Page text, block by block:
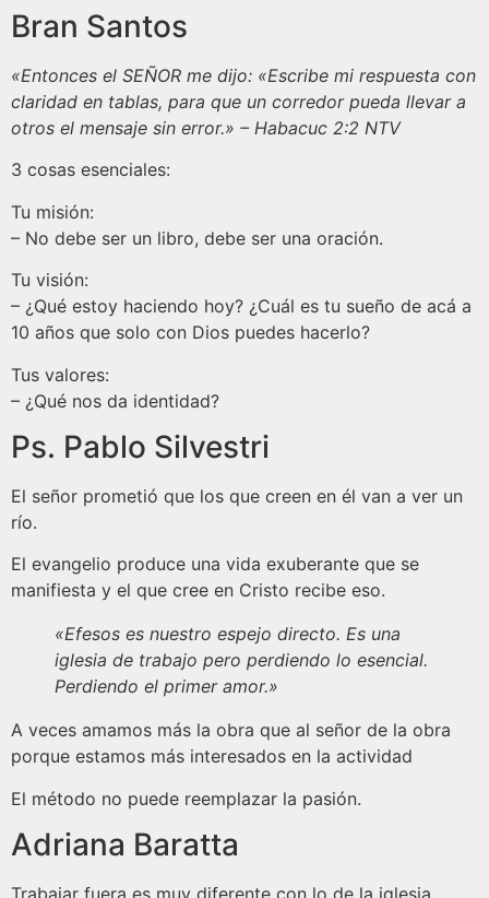
Bran Santos
«Entonces el SEÑOR me dijo: «Escribe mi respuesta con
claridad en tablas, para que un corredor pueda llevar a
otros el mensaje sin error.» – Habacuc 2:2 NTV
3 cosas esenciales:
Tu misión:
– No debe ser un libro, debe ser una oración.
Tu visión:
– ¿Qué estoy haciendo hoy? ¿Cuál es tu sueño de acá a
10 años que solo con Dios puedes hacerlo?
Tus valores:
– ¿Qué nos da identidad?
Ps. Pablo Silvestri
El señor prometió que los que creen en él van a ver un
río.
El evangelio produce una vida exuberante que se
manifiesta y el que cree en Cristo recibe eso.
«Efesos es nuestro espejo directo. Es una
iglesia de trabajo pero perdiendo lo esencial.
Perdiendo el primer amor.»
A veces amamos más la obra que al señor de la obra
porque estamos más interesados en la actividad
El método no puede reemplazar la pasión.
Adriana Baratta